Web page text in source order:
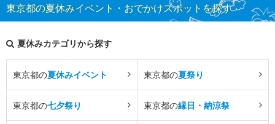
東京都の夏休みイベント・おでかけスポットを探す
夏休みカテゴリから探す
東京都の夏休みイベント 東京都の夏祭り
東京都の七夕祭り 東京都の縁日・納涼祭